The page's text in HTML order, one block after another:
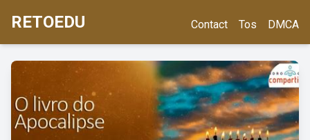
RETOEDU Contact Tos DMCA